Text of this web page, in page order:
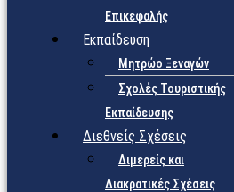
Επικεφαλής
Εκπαίδευση
Μητρώο Ξεναγών
Σχολές Τουριστικής
Εκπαίδευσης
Διεθνείς Σχέσεις
Διμερείς και
Διακρατικές Σχέσεις